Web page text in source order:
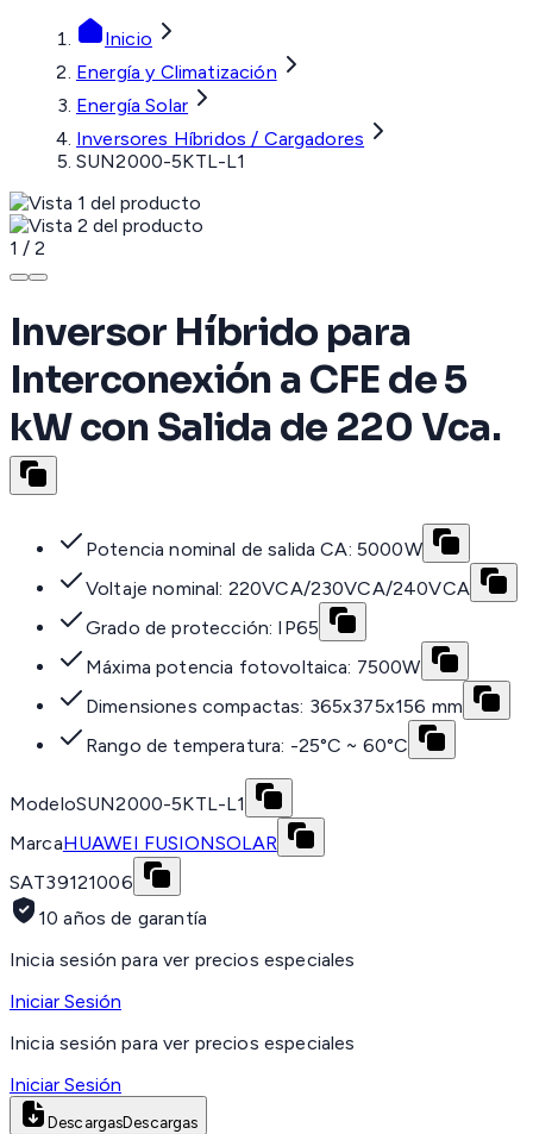
Inicio
Energía y Climatización
Energía Solar
Inversores Híbridos / Cargadores
SUN2000-5KTL-L1
1 / 2
Inversor Híbrido para
Interconexión a CFE de 5
kW con Salida de 220 Vca.
Potencia nominal de salida CA: 5000W
Voltaje nominal: 220VCA/230VCA/240VCA
Grado de protección: IP65
Máxima potencia fotovoltaica: 7500W
Dimensiones compactas: 365x375x156 mm
Rango de temperatura: -25°C ~ 60°C
ModeloSUN2000-5KTL-L1
MarcaHUAWEI FUSIONSOLAR
SAT39121006
10 años de garantía
Inicia sesión para ver precios especiales
Iniciar Sesión
Inicia sesión para ver precios especiales
Iniciar Sesión
DescargasDescargas